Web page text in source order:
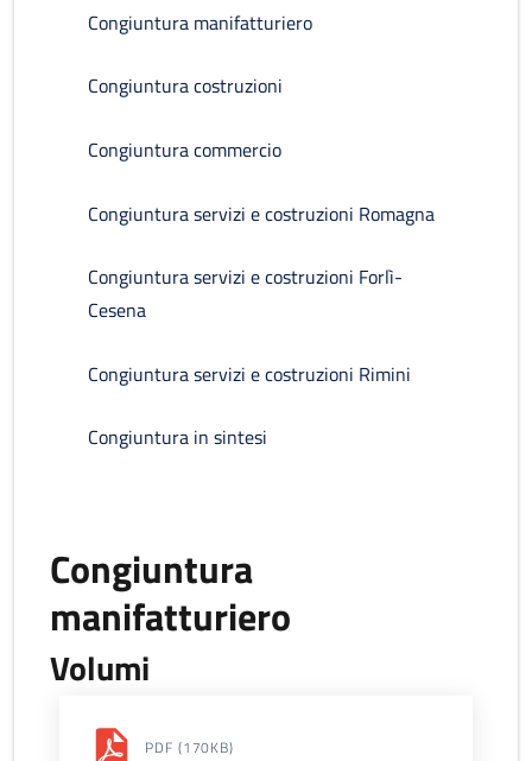
Congiuntura manifatturiero
Congiuntura costruzioni
Congiuntura commercio
Congiuntura servizi e costruzioni Romagna
Congiuntura servizi e costruzioni Forlì-
Cesena
Congiuntura servizi e costruzioni Rimini
Congiuntura in sintesi
Congiuntura
manifatturiero
Volumi
PDF (170KB)